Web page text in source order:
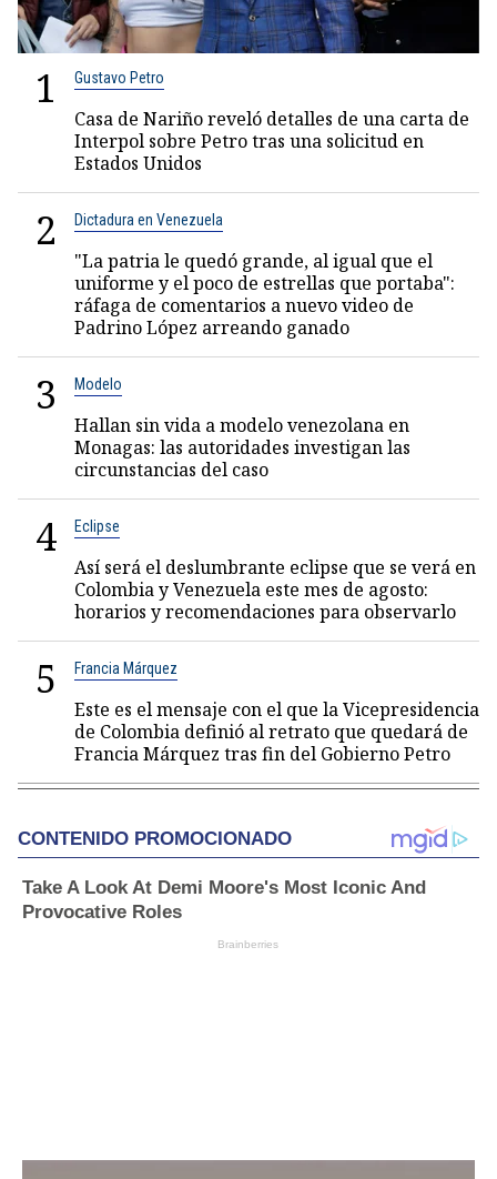
1 Gustavo Petro
Casa de Nariño reveló detalles de una carta de
Interpol sobre Petro tras una solicitud en
Estados Unidos
2 Dictadura en Venezuela
"La patria le quedó grande, al igual que el
uniforme y el poco de estrellas que portaba":
ráfaga de comentarios a nuevo video de
Padrino López arreando ganado
3 Modelo
Hallan sin vida a modelo venezolana en
Monagas: las autoridades investigan las
circunstancias del caso
4 Eclipse
Así será el deslumbrante eclipse que se verá en
Colombia y Venezuela este mes de agosto:
horarios y recomendaciones para observarlo
5 Francia Márquez
Este es el mensaje con el que la Vicepresidencia
de Colombia definió al retrato que quedará de
Francia Márquez tras fin del Gobierno Petro